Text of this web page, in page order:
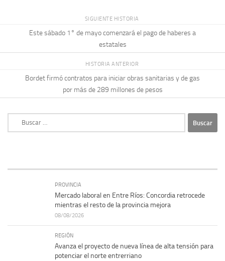
SIGUIENTE HISTORIA
Este sábado 1° de mayo comenzará el pago de haberes a
estatales
HISTORIA ANTERIOR
Bordet firmó contratos para iniciar obras sanitarias y de gas
por más de 289 millones de pesos
PROVINCIA
Mercado laboral en Entre Ríos: Concordia retrocede
mientras el resto de la provincia mejora
08/08/2026
REGIÓN
Avanza el proyecto de nueva línea de alta tensión para
potenciar el norte entrerriano